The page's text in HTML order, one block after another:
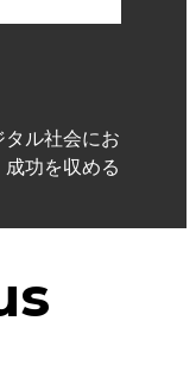
ル社会にお
功を収める